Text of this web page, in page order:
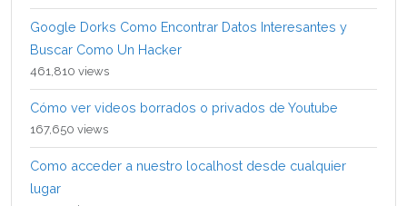
Google Dorks Como Encontrar Datos Interesantes y
Buscar Como Un Hacker
461,810 views
Cómo ver videos borrados o privados de Youtube
167,650 views
Como acceder a nuestro localhost desde cualquier
lugar